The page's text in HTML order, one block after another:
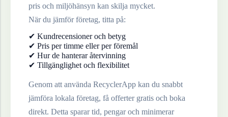
pris och miljöhänsyn kan skilja mycket.
När du jämför företag, titta på:
✔ Kundrecensioner och betyg
✔ Pris per timme eller per föremål
✔ Hur de hanterar återvinning
✔ Tillgänglighet och flexibilitet
Genom att använda RecyclerApp kan du snabbt
jämföra lokala företag, få offerter gratis och boka
direkt. Detta sparar tid, pengar och minimerar